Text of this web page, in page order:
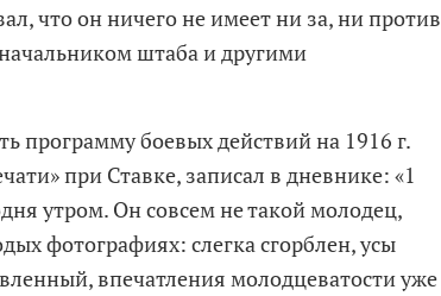
что он ничего не имеет ни за, ни против
штаба и другими
программу боевых действий на 1916 г.
при Ставке, записал в дневнике: «1
утром. Он совсем не такой молодец,
фотографиях: слегка сгорблен, усы
впечатления молодцеватости уже